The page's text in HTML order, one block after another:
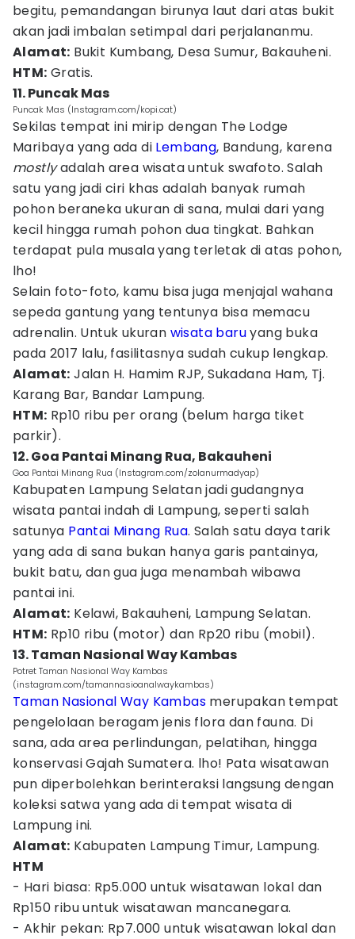
begitu, pemandangan birunya laut dari atas bukit
akan jadi imbalan setimpal dari perjalananmu.
Alamat: Bukit Kumbang, Desa Sumur, Bakauheni.
HTM: Gratis.
11. Puncak Mas
Puncak Mas (Instagram.com/kopi.cat)
Sekilas tempat ini mirip dengan The Lodge
Maribaya yang ada di Lembang, Bandung, karena
mostlyadalah area wisata untuk swafoto. Salah
satu yang jadi ciri khas adalah banyak rumah
pohon beraneka ukuran di sana, mulai dari yang
kecil hingga rumah pohon dua tingkat. Bahkan
terdapat pula musala yang terletak di atas pohon,
lho!
Selain foto-foto, kamu bisa juga menjajal wahana
sepeda gantung yang tentunya bisa memacu
adrenalin. Untuk ukuran wisata baruyang buka
pada 2017 lalu, fasilitasnya sudah cukup lengkap.
Alamat: Jalan H. Hamim RJP, Sukadana Ham, Tj.
Karang Bar, Bandar Lampung.
HTM: Rp10 ribu per orang (belum harga tiket
parkir).
12. Goa Pantai Minang Rua, Bakauheni
Goa Pantai Minang Rua (Instagram.com/zolanurmadyap)
Kabupaten Lampung Selatan jadi gudangnya
wisata pantai indah di Lampung, seperti salah
satunya Pantai Minang Rua. Salah satu daya tarik
yang ada di sana bukan hanya garis pantainya,
bukit batu, dan gua juga menambah wibawa
pantai ini.
Alamat: Kelawi, Bakauheni, Lampung Selatan.
HTM: Rp10 ribu (motor) dan Rp20 ribu (mobil).
13. Taman Nasional Way Kambas
Potret Taman Nasional Way Kambas
(instagram.com/tamannasioanalwaykambas)
Taman Nasional Way Kambas merupakan tempat
pengelolaan beragam jenis flora dan fauna. Di
sana, ada area perlindungan, pelatihan, hingga
konservasi Gajah Sumatera. lho! Pata wisatawan
pun diperbolehkan berinteraksi langsung dengan
koleksi satwa yang ada di tempat wisata di
Lampung ini.
Alamat: Kabupaten Lampung Timur, Lampung.
HTM
- Hari biasa: Rp5.000 untuk wisatawan lokal dan
Rp150 ribu untuk wisatawan mancanegara.
- Akhir pekan: Rp7.000 untuk wisatawan lokal dan